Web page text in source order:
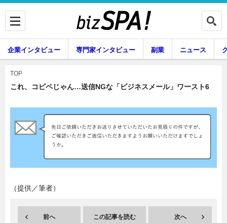
企業インタビュー 専門家インタビュー
グルメ スキル
企業インタビュー 専門家インタビュー 副業 ニュース
暮らし
TOP
これ、コピペじゃん…送信NGな「ビジネスメール」ワースト6
（提供／筆者）
前へ この記事を読む 次へ